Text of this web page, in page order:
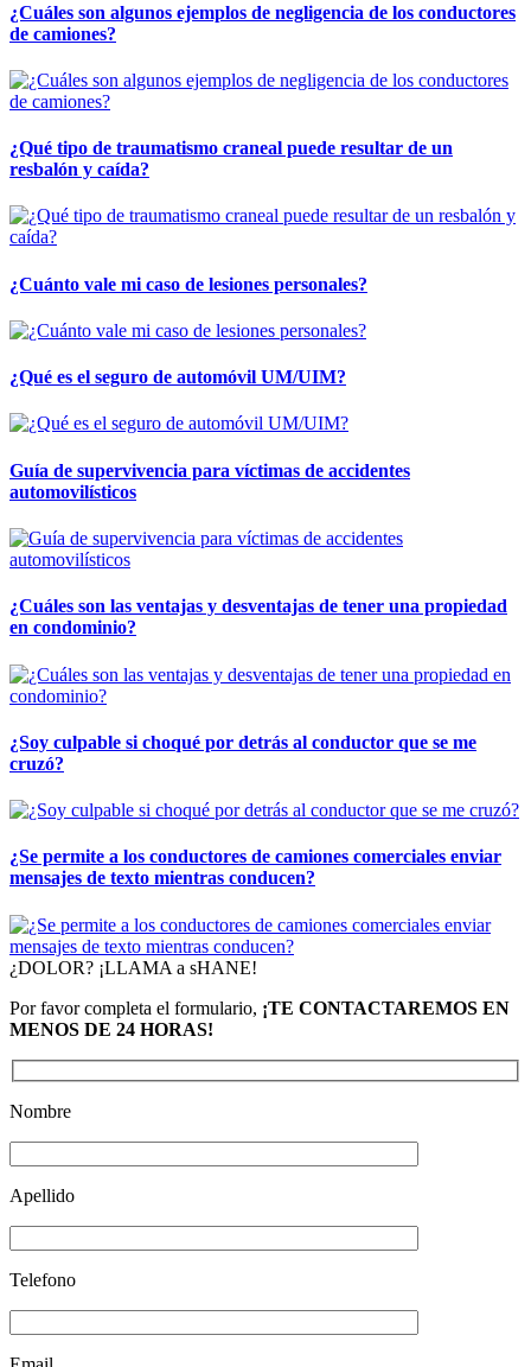
¿Cuáles son algunos ejemplos de negligencia de los conductores
de camiones?
¿Qué tipo de traumatismo craneal puede resultar de un
resbalón y caída?
¿Cuánto vale mi caso de lesiones personales?
¿Qué es el seguro de automóvil UM/UIM?
Guía de supervivencia para víctimas de accidentes
automovilísticos
¿Cuáles son las ventajas y desventajas de tener una propiedad
en condominio?
¿Soy culpable si choqué por detrás al conductor que se me
cruzó?
¿Se permite a los conductores de camiones comerciales enviar
mensajes de texto mientras conducen?
¿DOLOR? ¡LLAMA a sHANE!
Por favor completa el formulario, ¡TE CONTACTAREMOS EN
MENOS DE 24 HORAS!
Nombre
Apellido
Telefono